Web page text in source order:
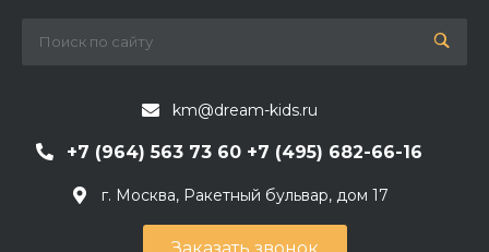
km@dream-kids.ru
+7 (964) 563 73 60 +7 (495) 682-66-16
г. Москва, Ракетный бульвар, дом 17
Заказать звонок